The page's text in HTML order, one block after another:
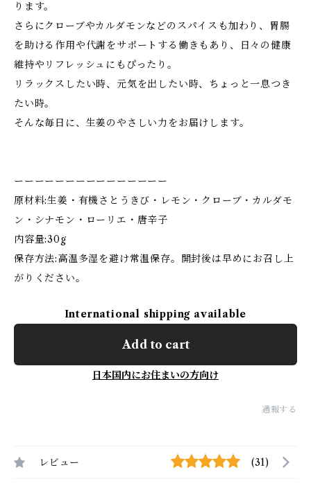
ります。
さらにクローブやカルダモンなどのスパイスも加わり、胃腸
を助ける作用や代謝をサポートする働きもあり、日々の健康
維持やリフレッシュにもぴったり。
リラックスしたい時、元気を出したい時、ちょっと一息つき
たい時。
そんな毎日に、生姜のやさしい力をお届けします。
ーーーーーーーーーーーーーーー
原材料:生姜・有機さとうきび・レモン・クローブ・カルダモ
ン・シナモン・ローリエ・唐辛子
内容量:30g
保存方法:高温多湿を避け常温保存。開封後は早めにお召し上
がりください。
International shipping available
Add to cart
日本国内にお住まいの方向け
通報する
レビュー (31)